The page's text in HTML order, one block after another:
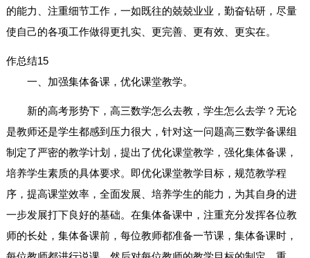
的能力、注重细节工作，一如既往的兢兢业业，勤奋钻研，尽量
使自己的各项工作做得更扎实、更完善、更有效、更实在。
作总结15
一、加强集体备课，优化课堂教学。
新的高考形势下，高三数学怎么去教，学生怎么去学？无论
是教师还是学生都感到压力很大，针对这一问题高三数学备课组
制定了严密的教学计划，提出了优化课堂教学，强化集体备课，
培养学生素质的具体要求。即优化课堂教学目标，规范教学程
序，提高课堂效率，全面发展、培养学生的能力，为其自身的进
一步发展打下良好的基础。在集体备课中，注重充分发挥各位教
师的长处，集体备课前，每位教师都准备一节课，集体备课时，